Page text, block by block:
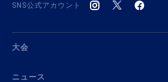
SNS公式アカウント
大会
ニュース